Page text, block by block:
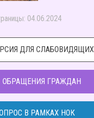
04.06.2024
ДЛЯ СЛАБОВИДЯЩИХ
ОБРАЩЕНИЯ ГРАЖДАН
В РАМКАХ НОК